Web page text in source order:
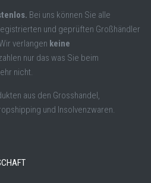
Bei uns können Sie alle
und geprüften Großhändler
verlangen keine
nur das was Sie beim
nicht.
aus den Grosshandel,
und Insolvenzwaren.